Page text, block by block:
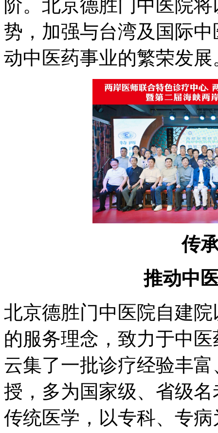
阶。北京德胜门中医院
势，加强与台湾及国际
动中医药事业的繁荣发展
传
推动中
北京德胜门中医院自建
的服务理念，致力于中
云集了一批诊疗经验丰
授，多为国家级、省级
传统医学，以专科、专